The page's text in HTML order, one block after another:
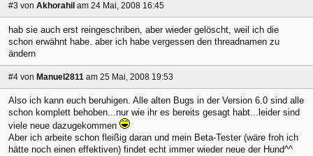
#3 von Akhorahil am 24 Mai, 2008 16:45
hab sie auch erst reingeschriben, aber wieder gelöscht, weil ich die
schon erwähnt habe. aber ich habe vergessen den threadnamen zu
ändern
#4 von Manuel2811 am 25 Mai, 2008 19:53
Also ich kann euch beruhigen. Alle alten Bugs in der Version 6.0 sind alle
schon komplett behoben...nur wie ihr es bereits gesagt habt...leider sind
viele neue dazugekommen
Aber ich arbeite schon fleißig daran und mein Beta-Tester (wäre froh ich
hätte noch einen effektiven) findet echt immer wieder neue der Hund^^